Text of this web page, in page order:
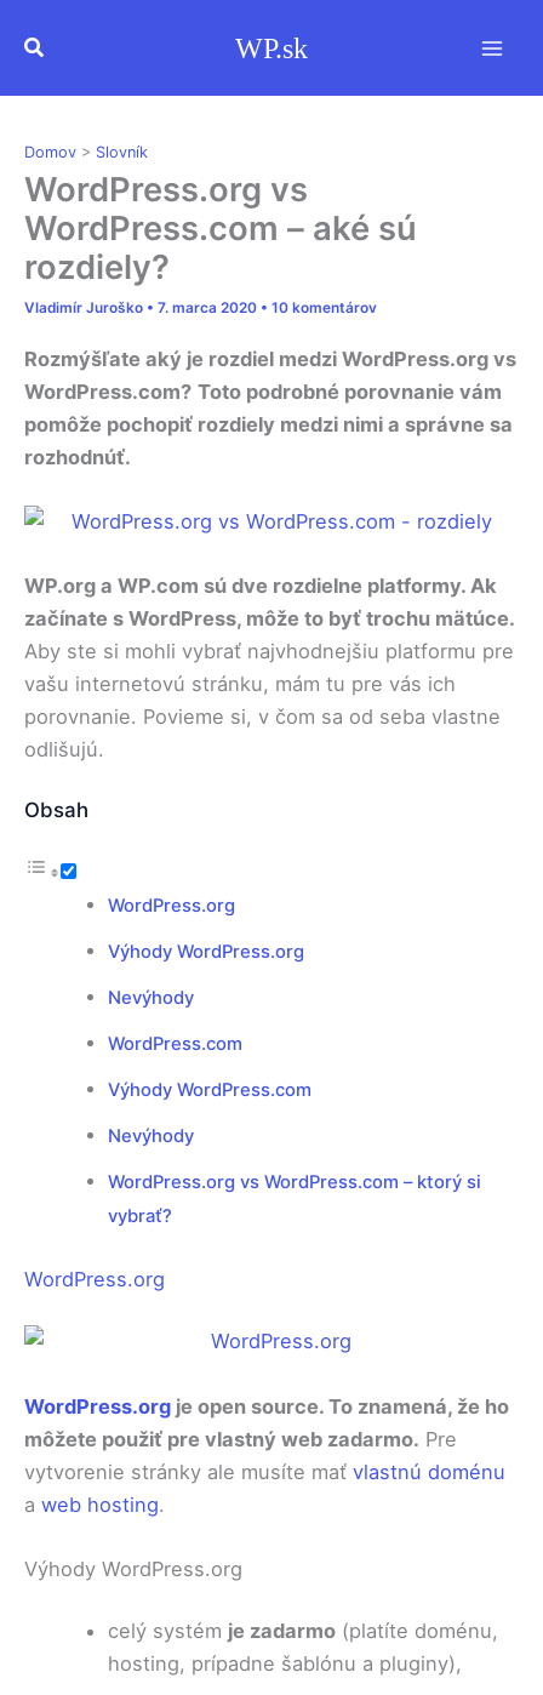
Hľadať WP.sk
Domov > Slovník
WordPress.org vs
WordPress.com – aké sú
rozdiely?
Vladimír Juroško • 7. marca 2020 • 10 komentárov
Rozmýšľate aký je rozdiel medzi WordPress.org vs
WordPress.com? Toto podrobné porovnanie vám
pomôže pochopiť rozdiely medzi nimi a správne sa
rozhodnúť.
WP.org a WP.com sú dve rozdielne platformy. Ak
začínate s WordPress, môže to byť trochu mätúce.
Aby ste si mohli vybrať najvhodnejšiu platformu pre
vašu internetovú stránku, mám tu pre vás ich
porovnanie. Povieme si, v čom sa od seba vlastne
odlišujú.
Obsah
WordPress.org
Výhody WordPress.org
Nevýhody
WordPress.com
Výhody WordPress.com
Nevýhody
WordPress.org vs WordPress.com – ktorý si
vybrať?
WordPress.org
WordPress.org je open source. To znamená, že ho
môžete použiť pre vlastný web zadarmo. Pre
vytvorenie stránky ale musíte mať vlastnú doménu
a web hosting.
Výhody WordPress.org
celý systém je zadarmo (platíte doménu,
hosting, prípadne šablónu a pluginy),